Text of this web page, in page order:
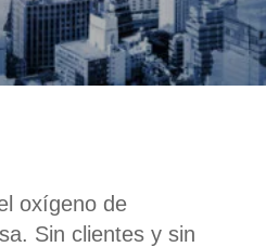
oxígeno de
Sin clientes y sin